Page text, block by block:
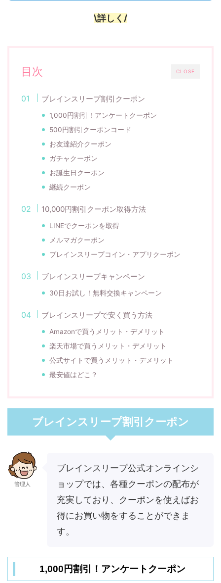
\詳しく/
CLOSE
目次
ブレインスリープ割引クーポン
1,000円割引！アンケートクーポン
500円割引クーポンコード
お友達紹介クーポン
ガチャクーポン
お誕生日クーポン
継続クーポン
10,000円割引クーポン取得方法
LINEでクーポンを取得
メルマガクーポン
ブレインスリープコイン・アプリクーポン
ブレインスリープキャンペーン
30日お試し！無料交換キャンペーン
ブレインスリープで安く買う方法
Amazonで買うメリット・デメリット
楽天市場で買うメリット・デメリット
公式サイトで買うメリット・デメリット
最安値はどこ？
ブレインスリープ割引クーポン
管理人
ブレインスリープ公式オンラインシ
ョップでは、各種クーポンの配布が
充実しており、クーポンを使えばお
得にお買い物をすることができま
す。
1,000円割引！アンケートクーポン